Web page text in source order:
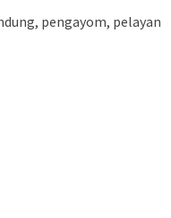
pengayom, pelayan